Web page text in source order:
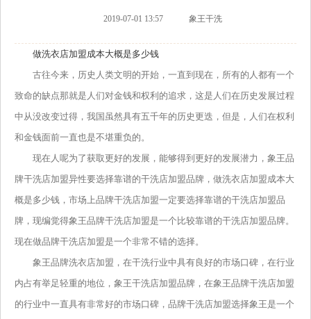
2019-07-01 13:57 象王干洗
做洗衣店加盟成本大概是多少钱
古往今来，历史人类文明的开始，一直到现在，所有的人都有一个
致命的缺点那就是人们对金钱和权利的追求，这是人们在历史发展过程
中从没改变过得，我国虽然具有五千年的历史更迭，但是，人们在权利
和金钱面前一直也是不堪重负的。
现在人呢为了获取更好的发展，能够得到更好的发展潜力，象王品
牌干洗店加盟异性要选择靠谱的干洗店加盟品牌，做洗衣店加盟成本大
概是多少钱，市场上品牌干洗店加盟一定要选择靠谱的干洗店加盟品
牌，现编觉得象王品牌干洗店加盟是一个比较靠谱的干洗店加盟品牌。
现在做品牌干洗店加盟是一个非常不错的选择。
象王品牌洗衣店加盟，在干洗行业中具有良好的市场口碑，在行业
内占有举足轻重的地位，象王干洗店加盟品牌，在象王品牌干洗店加盟
的行业中一直具有非常好的市场口碑，品牌干洗店加盟选择象王是一个